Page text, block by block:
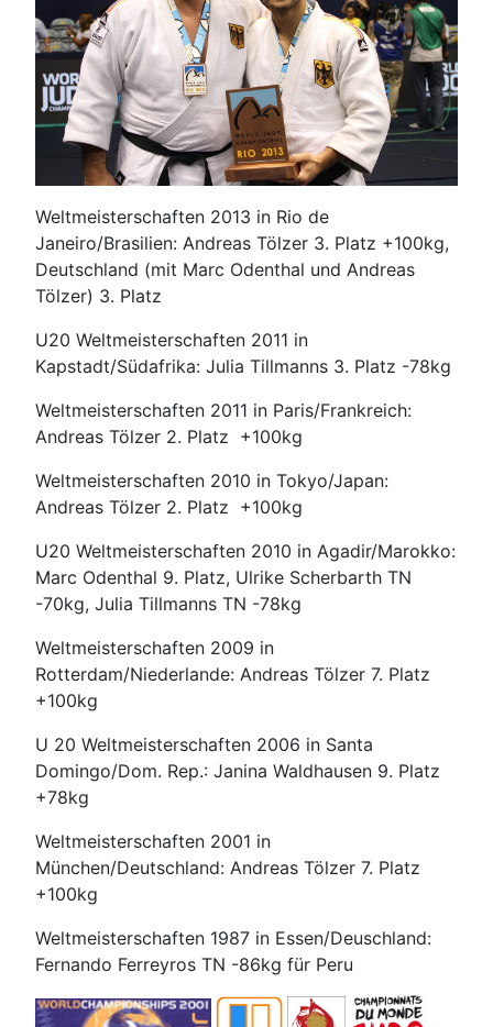
Weltmeisterschaften 2013 in Rio de
Janeiro/Brasilien: Andreas Tölzer 3. Platz +100kg,
Deutschland (mit Marc Odenthal und Andreas
Tölzer) 3. Platz
U20 Weltmeisterschaften 2011 in
Kapstadt/Südafrika: Julia Tillmanns 3. Platz -78kg
Weltmeisterschaften 2011 in Paris/Frankreich:
Andreas Tölzer 2. Platz +100kg
Weltmeisterschaften 2010 in Tokyo/Japan:
Andreas Tölzer 2. Platz +100kg
U20 Weltmeisterschaften 2010 in Agadir/Marokko:
Marc Odenthal 9. Platz, Ulrike Scherbarth TN
-70kg, Julia Tillmanns TN -78kg
Weltmeisterschaften 2009 in
Rotterdam/Niederlande: Andreas Tölzer 7. Platz
+100kg
U 20 Weltmeisterschaften 2006 in Santa
Domingo/Dom. Rep.: Janina Waldhausen 9. Platz
+78kg
Weltmeisterschaften 2001 in
München/Deutschland: Andreas Tölzer 7. Platz
+100kg
Weltmeisterschaften 1987 in Essen/Deuschland:
Fernando Ferreyros TN -86kg für Peru